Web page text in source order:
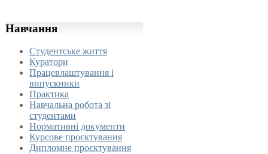
Навчання
Студентське життя
Куратори
Працевлаштування і
випускники
Практика
Навчальна робота зі
студентами
Нормативні документи
Курсове проєктування
Дипломне проєктування